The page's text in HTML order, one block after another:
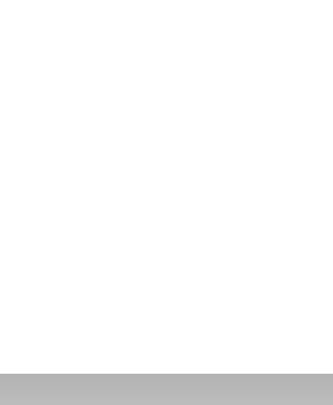
Компания «Даичи» совместно с